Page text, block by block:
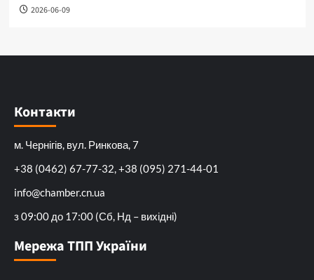
2026-06-09
Контакти
м. Чернігів, вул. Ринкова, 7
+38 (0462) 67-77-32, +38 (095) 271-44-01
info@chamber.cn.ua
з 09:00 до 17:00 (Сб, Нд – вихідні)
Мережа ТПП України